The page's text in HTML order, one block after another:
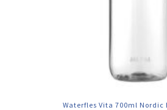
Waterfles Vita 700ml Nordic